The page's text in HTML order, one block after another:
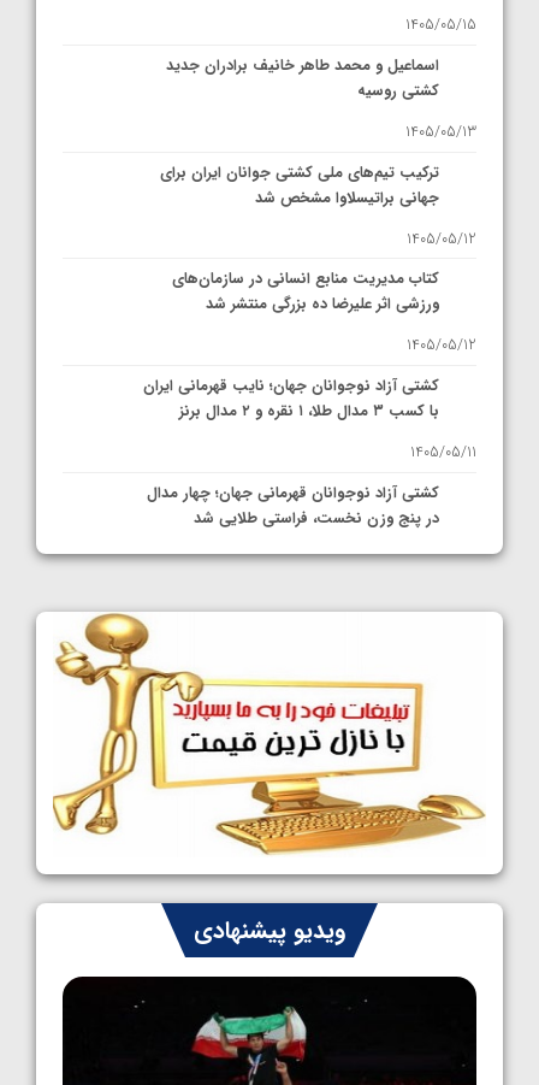
1405/05/15
اسماعیل و محمد طاهر خانیف برادران جدید
کشتی روسیه
1405/05/13
ترکیب تیم‌های ملی کشتی جوانان ایران برای
جهانی براتیسلاوا مشخص شد
1405/05/12
کتاب مدیریت منابع انسانی در سازمان‌های
ورزشی اثر علیرضا ده بزرگی منتشر شد
1405/05/12
کشتی آزاد نوجوانان جهان؛ نایب قهرمانی ایران
با کسب ۳ مدال طلا، ۱ نقره و ۲ مدال برنز
1405/05/11
کشتی آزاد نوجوانان قهرمانی جهان؛ چهار مدال
در پنج وزن نخست، فراستی طلایی شد
1405/05/11
کشتی آزاد نوجوانان جهان؛ رقبای نمایندگان
ایران مشخص شدند
1405/05/08
کشتی فرنگی نوجوانان جهان؛ سکوی تیمی
سوم برای ایران
1405/05/07
ایران چشم به راه چهار مدال در پنج وزن دوم
کشتی فرنگی نوجوانان جهان
1405/05/06
ویدیو پیشنهادی